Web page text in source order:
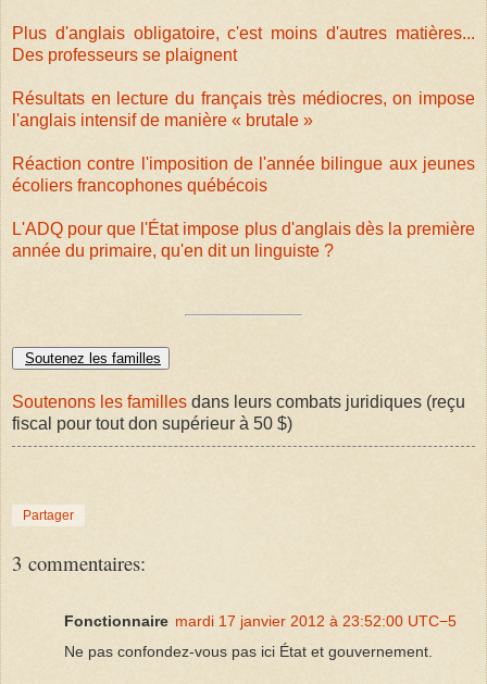
Plus d'anglais obligatoire, c'est moins d'autres matières...
Des professeurs se plaignent
Résultats en lecture du français très médiocres, on impose
l'anglais intensif de manière « brutale »
Réaction contre l'imposition de l'année bilingue aux jeunes
écoliers francophones québécois
L'ADQ pour que l'État impose plus d'anglais dès la première
année du primaire, qu'en dit un linguiste ?
Soutenez les familles
Soutenons les familles dans leurs combats juridiques (reçu
fiscal pour tout don supérieur à 50 $)
Partager
3 commentaires:
Fonctionnaire mardi 17 janvier 2012 à 23:52:00 UTC−5
Ne pas confondez-vous pas ici État et gouvernement.